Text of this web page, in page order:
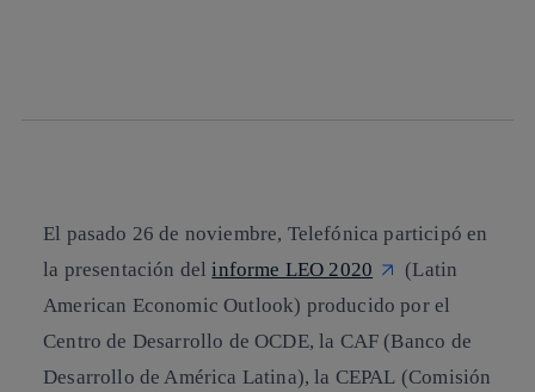
El pasado 26 de noviembre, Telefónica participó en
la presentación del informe LEO 2020
(Latin
American Economic Outlook) producido por el
Centro de Desarrollo de OCDE, la CAF (Banco de
Desarrollo de América Latina), la CEPAL (Comisión